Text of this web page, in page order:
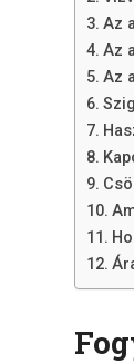
Az
Az
Az